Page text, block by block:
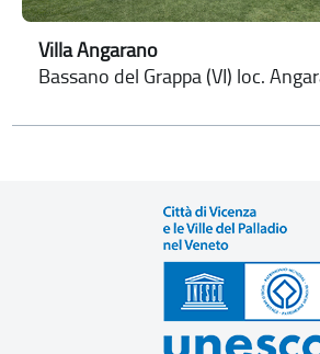
Villa Angarano
Bassano del Grappa (VI) loc.